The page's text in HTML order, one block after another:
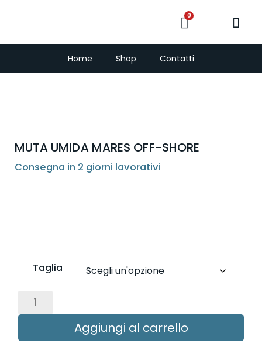
0
Home Shop Contatti
MUTA UMIDA MARES OFF-SHORE
Consegna in 2 giorni lavorativi
Taglia
Aggiungi al carrello